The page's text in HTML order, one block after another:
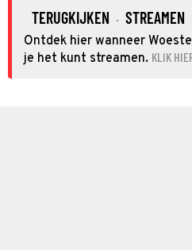
TERUGKIJKEN · STREAMEN
Ontdek hier wanneer
je het kunt streamen. KLIK